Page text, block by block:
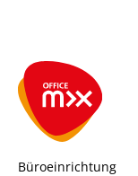
Büroeinrichtung